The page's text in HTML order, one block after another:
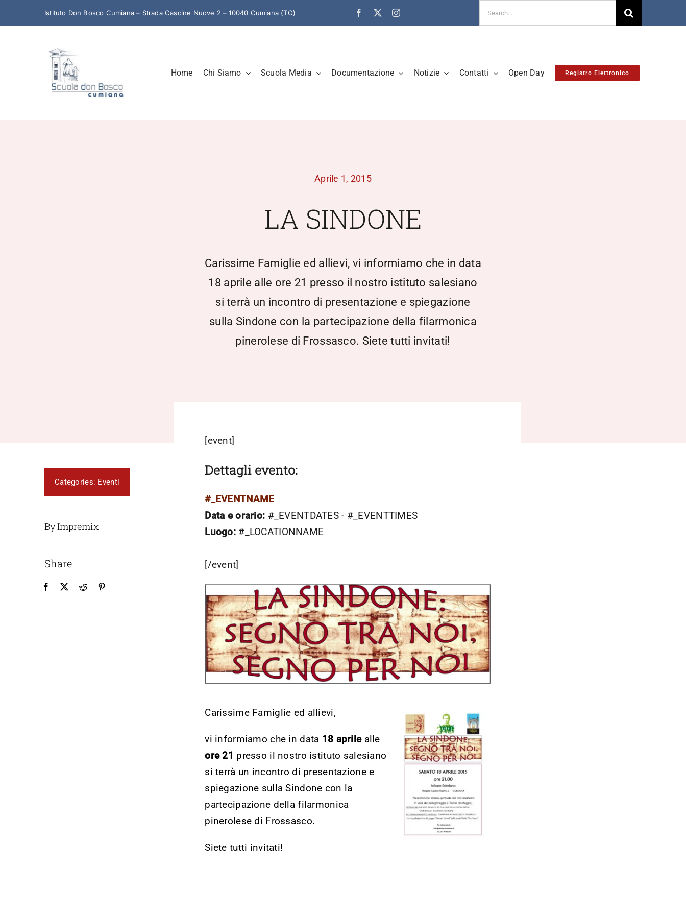
al
Istituto Don Bosco Cumiana – Strada Cascine Nuove 2 – 10040 Cumiana (TO)
per:
Home Chi Siamo Scuola Media Documentazione Notizie Contatti Open Day Registro Elettronico
Aprile 1, 2015
LA SINDONE
Carissime Famiglie ed allievi, vi informiamo che in data
18 aprile alle ore 21 presso il nostro istituto salesiano
si terrà un incontro di presentazione e spiegazione
sulla Sindone con la partecipazione della filarmonica
pinerolese di Frossasco. Siete tutti invitati!
Categories: Eventi
By Impremix
Share
[event]
Dettagli evento:
#_EVENTNAME
Data e orario: #_EVENTDATES - #_EVENTTIMES
Luogo:#_LOCATIONNAME
[/event]
Carissime Famiglie ed allievi,
vi informiamo che in data 18 aprilealle
ore 21 presso il nostro istituto salesiano
si terrà un incontro di presentazione e
spiegazione sulla Sindone con la
partecipazione della filarmonica
pinerolese di Frossasco.
Siete tutti invitati!